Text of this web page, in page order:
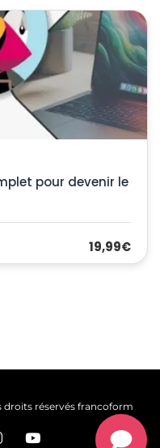
pour devenir le
19,99€
droits réservés francoform